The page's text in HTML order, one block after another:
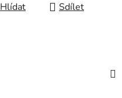
Hlídat Sdílet